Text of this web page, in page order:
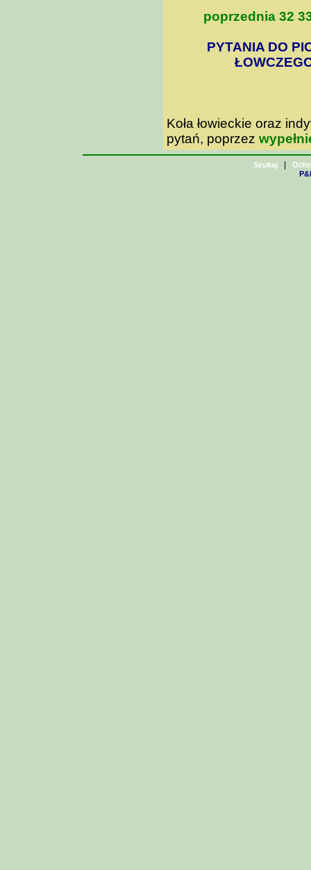
poprzednia 32
PYTANIA DO
Koła łowieckie oraz
pytań, poprzez
Szukaj